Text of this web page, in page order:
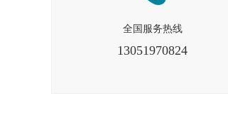
全国服务热线
13051970824